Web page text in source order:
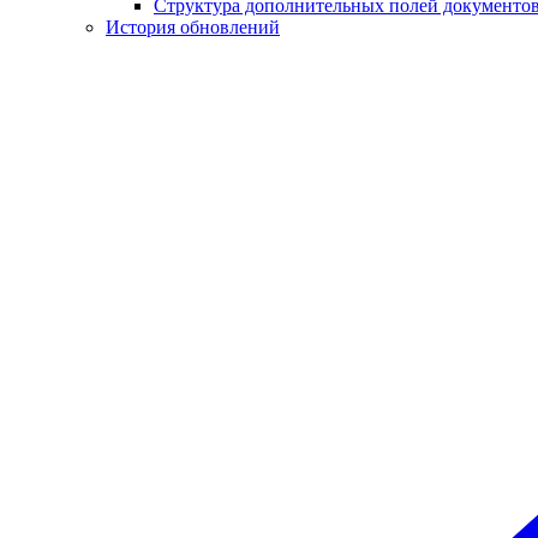
Структура дополнительных полей
История обновлений